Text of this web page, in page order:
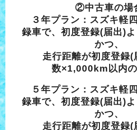
②中古車の場
３年プラン：スズキ軽
録車で、初度登録(届出)
かつ、
走行距離が初度登録(
数×1,000km以内
５年プラン：スズキ軽
録車で、初度登録(届出)
かつ、
走行距離が初度登録(